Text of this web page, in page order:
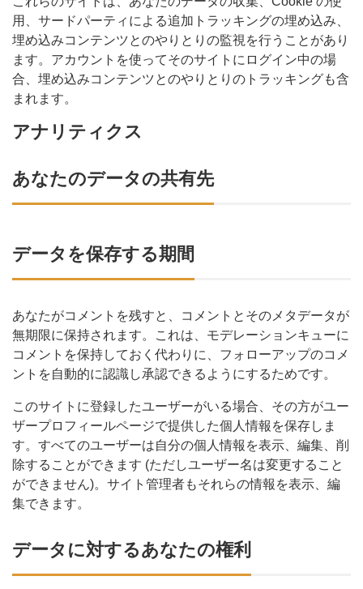
用、サードパーティによる追加トラッキングの埋め込み、
埋め込みコンテンツとのやりとりの監視を行うことがあり
ます。アカウントを使ってそのサイトにログイン中の場
合、埋め込みコンテンツとのやりとりのトラッキングも含
まれます。
アナリティクス
あなたのデータの共有先
データを保存する期間
あなたがコメントを残すと、コメントとそのメタデータが
無期限に保持されます。これは、モデレーションキューに
コメントを保持しておく代わりに、フォローアップのコメ
ントを自動的に認識し承認できるようにするためです。
このサイトに登録したユーザーがいる場合、その方がユー
ザープロフィールページで提供した個人情報を保存しま
す。すべてのユーザーは自分の個人情報を表示、編集、削
除することができます (ただしユーザー名は変更すること
ができません)。サイト管理者もそれらの情報を表示、編
集できます。
データに対するあなたの権利